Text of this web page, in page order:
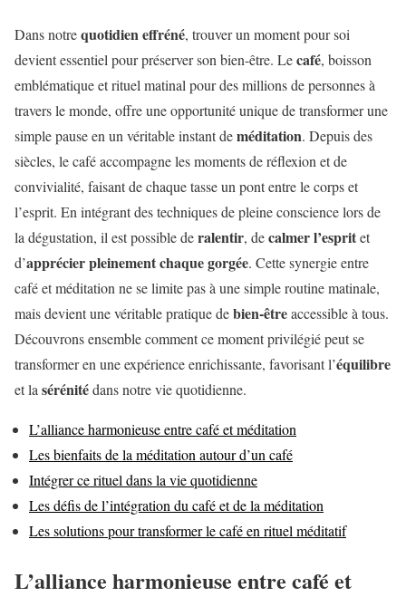
Dans notrequotidien effréné, trouver un moment pour soi
devient essentiel pour préserver son bien-être. Lecafé, boisson
emblématique et rituel matinal pour des millions de personnes à
travers le monde, offre une opportunité unique de transformer une
simple pause en un véritable instant deméditation. Depuis des
siècles, le café accompagne les moments de réflexion et de
convivialité, faisant de chaque tasse un pont entre le corps et
l’esprit. En intégrant des techniques de pleine conscience lors de
la dégustation, il est possible deralentir, decalmer l’espritet
d’apprécier pleinement chaque gorgée. Cette synergie entre
café et méditation ne se limite pas à une simple routine matinale,
mais devient une véritable pratique debien-êtreaccessible à tous.
Découvrons ensemble comment ce moment privilégié peut se
transformer en une expérience enrichissante, favorisant l’équilibre
et la sérénitédans notre vie quotidienne.
L’alliance harmonieuse entre café et méditation
Les bienfaits de la méditation autour d’un café
Intégrer ce rituel dans la vie quotidienne
Les défis de l’intégration du café et de la méditation
Les solutions pour transformer le café en rituel méditatif
L’alliance harmonieuse entre café et